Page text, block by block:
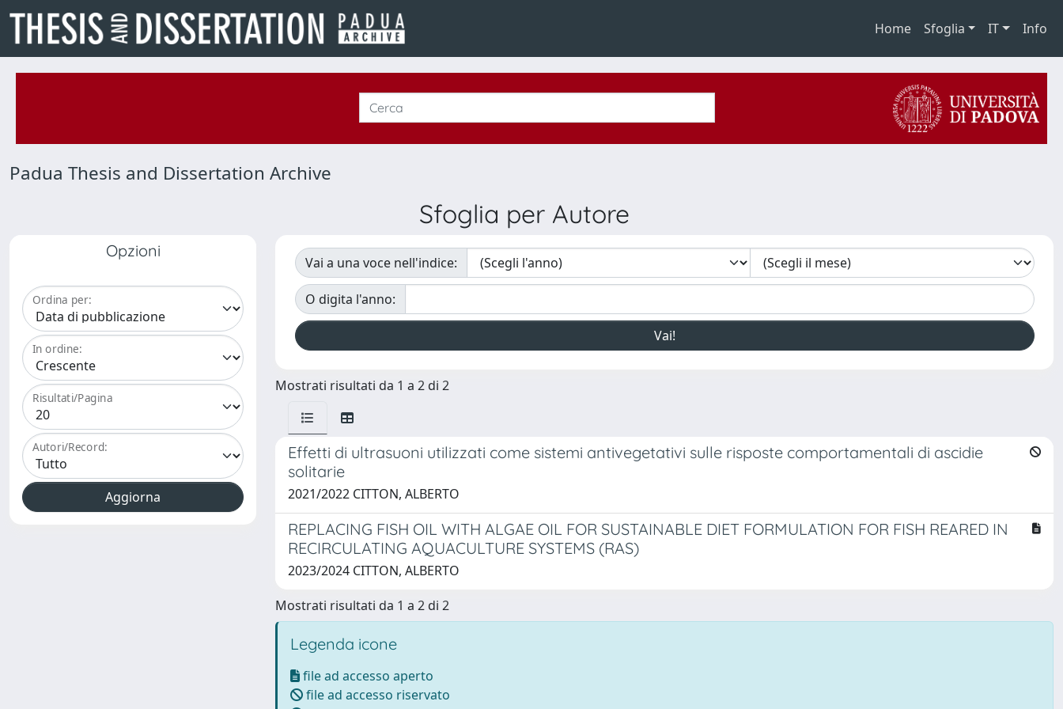
Home Sfoglia IT Info
Padua Thesis and Dissertation Archive
Sfoglia per Autore
Opzioni
Ordina per:
In ordine:
Risultati/Pagina
Autori/Record:
Vai a una voce nell'indice:
O digita l'anno:
Mostrati risultati da 1 a 2 di 2
Effetti di ultrasuoni utilizzati come sistemi antivegetativi sulle risposte comportamentali di ascidie
solitarie
2021/2022 CITTON, ALBERTO
REPLACING FISH OIL WITH ALGAE OIL FOR SUSTAINABLE DIET FORMULATION FOR FISH REARED IN
RECIRCULATING AQUACULTURE SYSTEMS (RAS)
2023/2024 CITTON, ALBERTO
Mostrati risultati da 1 a 2 di 2
Legenda icone
file ad accesso aperto
file ad accesso riservato